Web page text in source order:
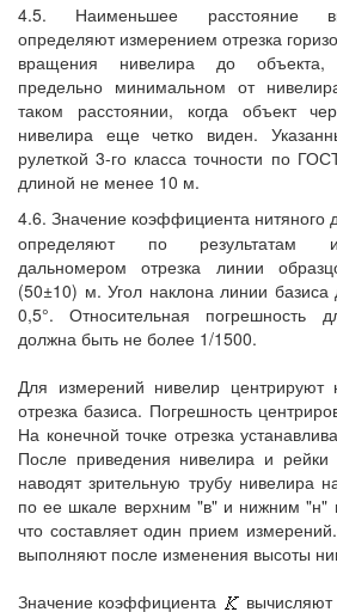
4.5. Наименьшее расстояние
определяют измерением отрезка
вращения нивелира до объекта,
предельно минимальном от
таком расстоянии, когда объект
нивелира еще четко виден.
рулеткой 3-го класса точности по
длиной не менее 10 м.
4.6. Значение коэффициента нитяного
определяют по результатам
дальномером отрезка линии
(50±10) м. Угол наклона линии
0,5°. Относительная погрешность
должна быть не более 1/1500.
Для измерений нивелир центрируют
отрезка базиса. Погрешность
На конечной точке отрезка
После приведения нивелира и
наводят зрительную трубу нивелира
по ее шкале верхним "в" и нижним "н"
что составляет один прием
выполняют после изменения высоты
Значение коэффициента